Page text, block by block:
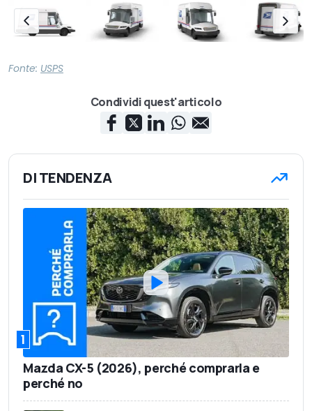
Fonte: USPS
Condividi quest'articolo
DI TENDENZA
1
Mazda CX-5 (2026), perché comprarla e
perché no